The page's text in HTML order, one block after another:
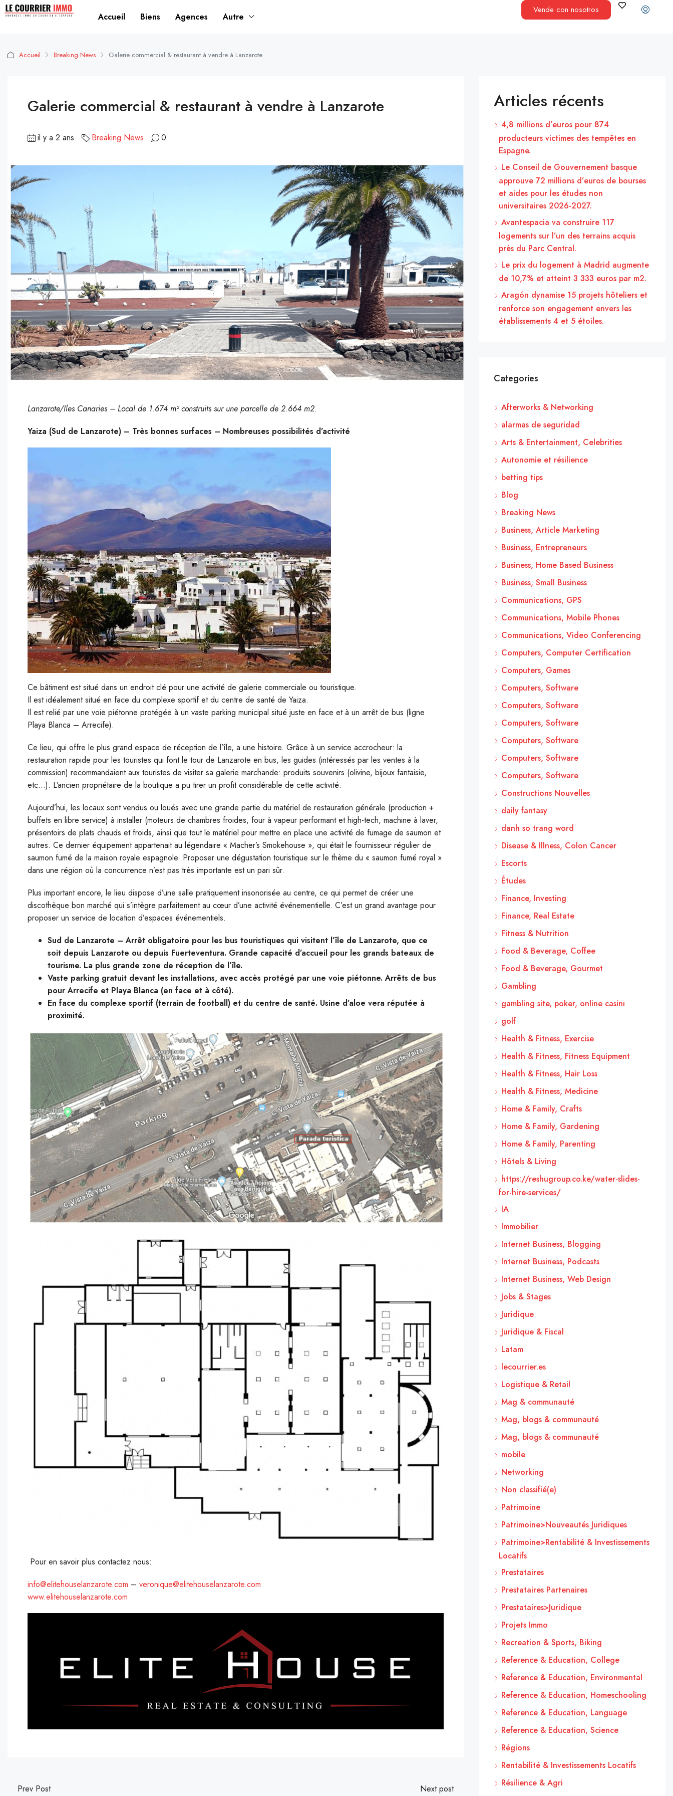
Accueil Biens Agences Autre
Vende con nosotros
Accueil Breaking News Galerie commercial & restaurant à vendre à Lanzarote
Galerie commercial & restaurant à vendre à Lanzarote
il y a 2 ans Breaking News 0
Lanzarote/Iles Canaries – Local de 1.674 m² construits sur une parcelle de 2.664 m2.
Yaiza (Sud de Lanzarote) – Très bonnes surfaces – Nombreuses possibilités d’activité
Ce bâtiment est situé dans un endroit clé pour une activité de galerie commerciale ou touristique.
Il est idéalement situé en face du complexe sportif et du centre de santé de Yaiza.
Il est relié par une voie piétonne protégée à un vaste parking municipal situé juste en face et à un arrêt de bus (ligne
Playa Blanca – Arrecife).
Ce lieu, qui offre le plus grand espace de réception de l’île, a une histoire. Grâce à un service accrocheur: la
restauration rapide pour les touristes qui font le tour de Lanzarote en bus, les guides (intéressés par les ventes à la
commission) recommandaient aux touristes de visiter sa galerie marchande: produits souvenirs (olivine, bijoux fantaisie,
etc…). L’ancien propriétaire de la boutique a pu tirer un profit considérable de cette activité.
Aujourd’hui, les locaux sont vendus ou loués avec une grande partie du matériel de restauration générale (production +
buffets en libre service) à installer (moteurs de chambres froides, four à vapeur performant et high-tech, machine à laver,
présentoirs de plats chauds et froids, ainsi que tout le matériel pour mettre en place une activité de fumage de saumon et
autres. Ce dernier équipement appartenait au légendaire « Macher’s Smokehouse », qui était le fournisseur régulier de
saumon fumé de la maison royale espagnole. Proposer une dégustation touristique sur le thème du « saumon fumé royal »
dans une région où la concurrence n’est pas très importante est un pari sûr.
Plus important encore, le lieu dispose d’une salle pratiquement insonorisée au centre, ce qui permet de créer une
discothèque bon marché qui s’intègre parfaitement au cœur d’une activité événementielle. C’est un grand avantage pour
proposer un service de location d’espaces événementiels.
Sud de Lanzarote – Arrêt obligatoire pour les bus touristiques qui visitent l’île de Lanzarote, que ce
soit depuis Lanzarote ou depuis Fuerteventura. Grande capacité d’accueil pour les grands bateaux de
tourisme. La plus grande zone de réception de l’île.
Vaste parking gratuit devant les installations, avec accès protégé par une voie piétonne. Arrêts de bus
pour Arrecife et Playa Blanca (en face et à côté).
En face du complexe sportif (terrain de football) et du centre de santé. Usine d’aloe vera réputée à
proximité.
Pour en savoir plus contactez nous:
info@elitehouselanzarote.com – veronique@elitehouselanzarote.com
www.elitehouselanzarote.com
Prev Post
Next post
Articles récents
4,8 millions d’euros pour 874
producteurs victimes des tempêtes en
Espagne.
Le Conseil de Gouvernement basque
approuve 72 millions d’euros de bourses
et aides pour les études non
universitaires 2026-2027.
Avantespacia va construire 117
logements sur l’un des terrains acquis
près du Parc Central.
Le prix du logement à Madrid augmente
de 10,7% et atteint 3 333 euros par m2.
Aragón dynamise 15 projets hôteliers et
renforce son engagement envers les
établissements 4 et 5 étoiles.
Categories
Afterworks & Networking
alarmas de seguridad
Arts & Entertainment, Celebrities
Autonomie et résilience
betting tips
Blog
Breaking News
Business, Article Marketing
Business, Entrepreneurs
Business, Home Based Business
Business, Small Business
Communications, GPS
Communications, Mobile Phones
Communications, Video Conferencing
Computers, Computer Certification
Computers, Games
Computers, Software
Computers, Software
Computers, Software
Computers, Software
Computers, Software
Computers, Software
Constructions Nouvelles
daily fantasy
danh so trang word
Disease & Illness, Colon Cancer
Escorts
Études
Finance, Investing
Finance, Real Estate
Fitness & Nutrition
Food & Beverage, Coffee
Food & Beverage, Gourmet
Gambling
gambling site, poker, online casinı
golf
Health & Fitness, Exercise
Health & Fitness, Fitness Equipment
Health & Fitness, Hair Loss
Health & Fitness, Medicine
Home & Family, Crafts
Home & Family, Gardening
Home & Family, Parenting
Hôtels & Living
https://reshugroup.co.ke/water-slides-
for-hire-services/
IA
Immobilier
Internet Business, Blogging
Internet Business, Podcasts
Internet Business, Web Design
Jobs & Stages
Juridique
Juridique & Fiscal
Latam
lecourrier.es
Logistique & Retail
Mag & communauté
Mag, blogs & communauté
Mag, blogs & communauté
mobile
Networking
Non classifié(e)
Patrimoine
Patrimoine>Nouveautés Juridiques
Patrimoine>Rentabilité & Investissements
Locatifs
Prestataires
Prestataires Partenaires
Prestataires>Juridique
Projets Immo
Recreation & Sports, Biking
Reference & Education, College
Reference & Education, Environmental
Reference & Education, Homeschooling
Reference & Education, Language
Reference & Education, Science
Régions
Rentabilité & Investissements Locatifs
Résilience & Agri